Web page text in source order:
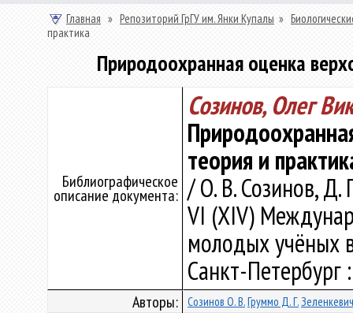
Главная » Репозиторий ГрГУ им. Янки Купалы »
практика
Природоохранная оценка
Библиографическое
описание документа:
Созинов, Олег
теория и
/ О. В. Созинов, Д.
VI (XIV)
молодых учёных
Санкт-
Авторы: Созинов О. В.Груммо Д. Г.